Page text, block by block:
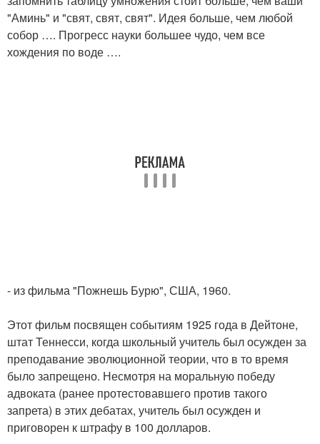
"Аминь" и "свят, свят, свят". Идея больше, чем любой
собор …. Прогресс науки большее чудо, чем все
хождения по воде ….
- из фильма "Пожнешь Бурю", США, 1960.
Этот фильм посвящен событиям 1925 года в Дейтоне,
штат Теннесси, когда школьный учитель был осужден за
преподавание эволюционной теории, что в то время
было запрещено. Несмотря на моральную победу
адвоката (ранее протестовавшего против такого
запрета) в этих дебатах, учитель был осужден и
приговорен к штрафу в 100 долларов.